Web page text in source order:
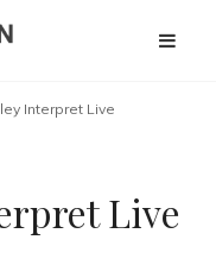
Interpret Live
Live